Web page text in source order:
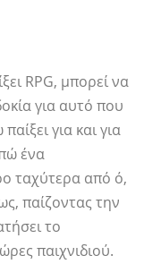
RPG, μπορεί να
για αυτό που
για και για
ένα
ταχύτερα από ό,
παίζοντας την
το
παιχνιδιού.